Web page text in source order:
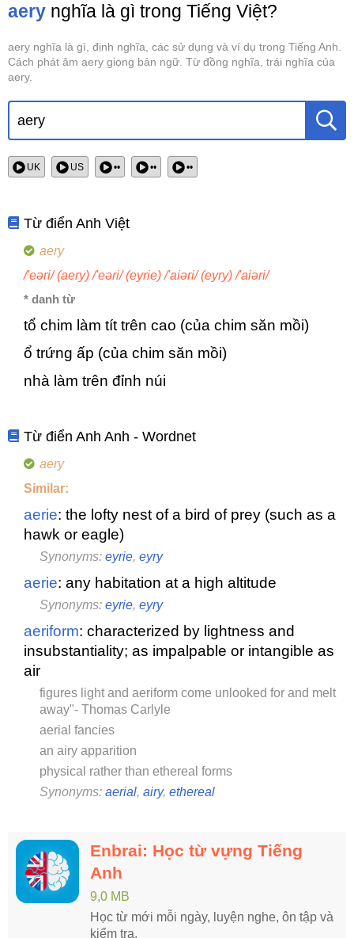
aery nghĩa là gì trong Tiếng Việt?
aery nghĩa là gì, định nghĩa, các sử dụng và ví dụ trong Tiếng Anh.
Cách phát âm aery giọng bản ngữ. Từ đồng nghĩa, trái nghĩa của
aery.
UK US •• •• ••
Từ điển Anh Việt
aery
/'eəri/ (aery) /'eəri/ (eyrie) /'aiəri/ (eyry) /'aiəri/
* danh từ
tổ chim làm tít trên cao (của chim săn mồi)
ổ trứng ấp (của chim săn mồi)
nhà làm trên đỉnh núi
Từ điển Anh Anh - Wordnet
aery
Similar:
aerie: the lofty nest of a bird of prey (such as a
hawk or eagle)
Synonyms: eyrie, eyry
aerie: any habitation at a high altitude
Synonyms: eyrie, eyry
aeriform: characterized by lightness and
insubstantiality; as impalpable or intangible as
air
figures light and aeriform come unlooked for and melt
away"- Thomas Carlyle
aerial fancies
an airy apparition
physical rather than ethereal forms
Synonyms: aerial, airy, ethereal
Enbrai: Học từ vựng Tiếng
Anh
9,0 MB
Học từ mới mỗi ngày, luyện nghe, ôn tập và
kiểm tra.